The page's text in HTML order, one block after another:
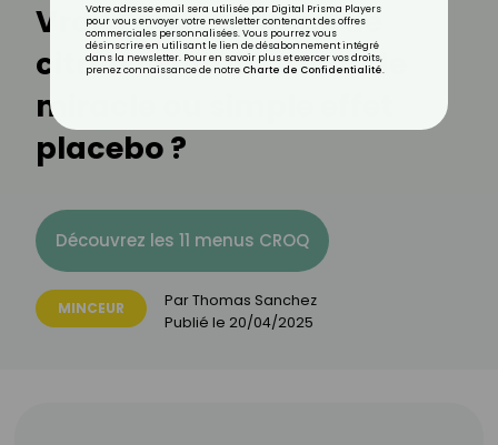
Vrai-Faux sur le jus de
citron le matin : remède
miracle ou simple effet
placebo ?
Découvrez les 11 menus CROQ
MINCEUR ParThomas Sanchez
Publié le 20/04/2025
Votre adresse email sera utilisée par Digital Prisma Players
pour vous envoyer votre newsletter contenant des offres
commerciales personnalisées. Vous pourrez vous
désinscrire en utilisant le lien de désabonnement intégré
dans la newsletter. Pour en savoir plus et exercer vos droits,
prenez connaissance de notre Charte de Confidentialité.